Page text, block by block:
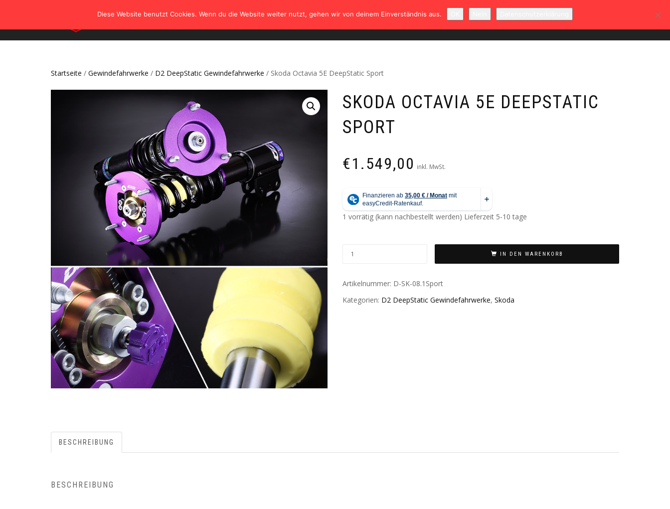
SHOP KONTAKT MEIN KONTO WARENKORB
Startseite / Gewindefahrwerke / D2 DeepStatic Gewindefahrwerke / Skoda Octavia 5E DeepStatic Sport
SKODA OCTAVIA 5E DEEPSTATIC
SPORT
€1.549,00 inkl. MwSt.
1 vorrätig (kann nachbestellt werden) Lieferzeit 5-10 tage
IN DEN WARENKORB
Artikelnummer: D-SK-08.1Sport
Kategorien: D2 DeepStatic Gewindefahrwerke, Skoda
BESCHREIBUNG
BESCHREIBUNG
Diese Website benutzt Cookies. Wenn du die Website weiter nutzt, gehen wir von deinem Einverständnis aus.